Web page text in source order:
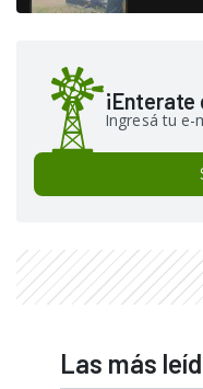
Ingresá tu e-
Las más